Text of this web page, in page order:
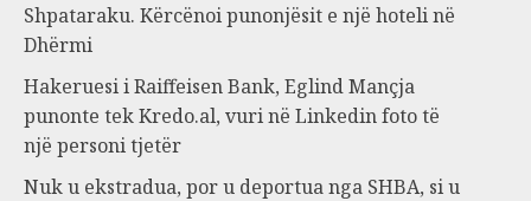
Shpataraku. Kërcënoi punonjësit e një hoteli në
Dhërmi
Hakeruesi i Raiffeisen Bank, Eglind Mançja
punonte tek Kredo.al, vuri në Linkedin foto të
një personi tjetër
Nuk u ekstradua, por u deportua nga SHBA, si u